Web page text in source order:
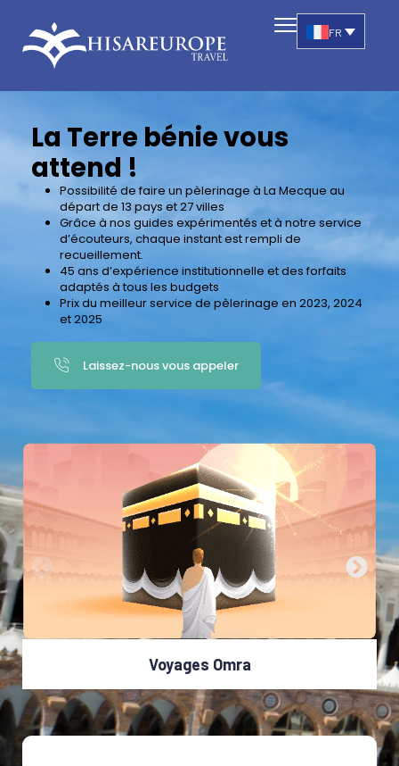
FR
La Terre bénie vous
attend !
Possibilité de faire un pèlerinage à La Mecque au
départ de 13 pays et 27 villes
Grâce à nos guides expérimentés et à notre service
d’écouteurs, chaque instant est rempli de
recueillement.
45 ans d’expérience institutionnelle et des forfaits
adaptés à tous les budgets
Prix du meilleur service de pèlerinage en 2023, 2024
et 2025
Laissez-nous vous appeler
Voyages Omra